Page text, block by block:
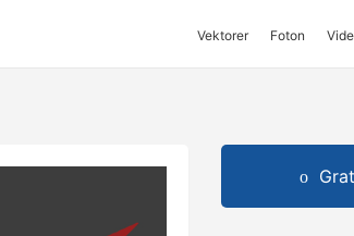
Vektorer Foton